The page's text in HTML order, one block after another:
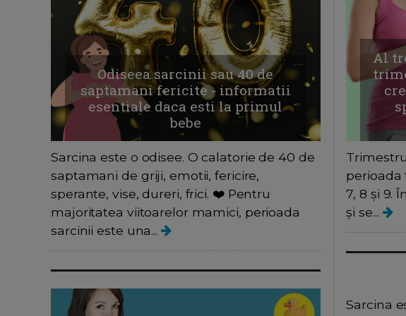
Odiseea sarcinii sau 40 de
saptamani fericite - informatii
esentiale daca esti la primul
bebe
Sarcina este o odisee. O calatorie de 40 de
saptamani de griji, emotii, fericire,
sperante, vise, dureri, frici. ❤️ Pentru
majoritatea viitoarelor mamici, perioada
sarcinii este una...
Al
perioada
7, 8 și 9.
și se...
Sarcina